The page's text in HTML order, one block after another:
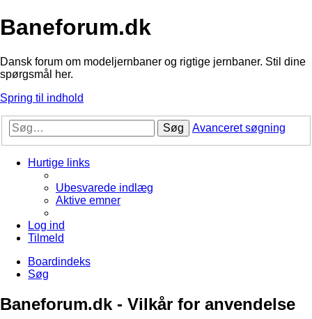
Baneforum.dk
Dansk forum om modeljernbaner og rigtige jernbaner. Stil dine
spørgsmål her.
Spring til indhold
Søg Avanceret søgning
Hurtige links
Ubesvarede indlæg
Aktive emner
Log ind
Tilmeld
Boardindeks
Søg
Baneforum.dk - Vilkår for anvendelse